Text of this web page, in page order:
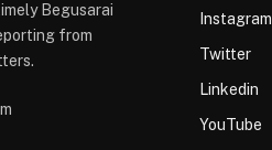
Begusarai
from
Instagram
Twitter
Linkedin
YouTube